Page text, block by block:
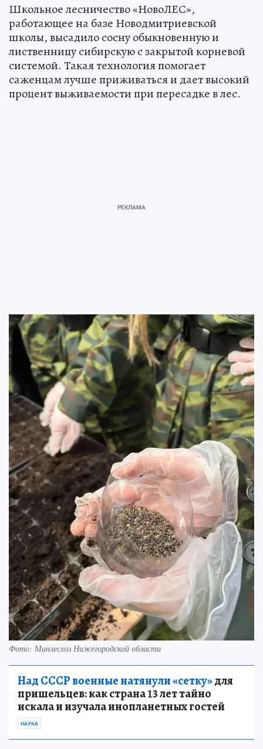
Школьное лесничество «НовоЛЕС»,
работающее на базе Новодмитриевской
школы, высадило сосну обыкновенную и
лиственницу сибирскую с закрытой корневой
системой. Такая технология помогает
саженцам лучше приживаться и дает высокий
процент выживаемости при пересадке в лес.
Фото: Минлесхоз Нижегородской области
Над СССР военные натянули «сетку»для
пришельцев: как страна 13 лет тайно
искала и изучала инопланетных гостей
НАУКА